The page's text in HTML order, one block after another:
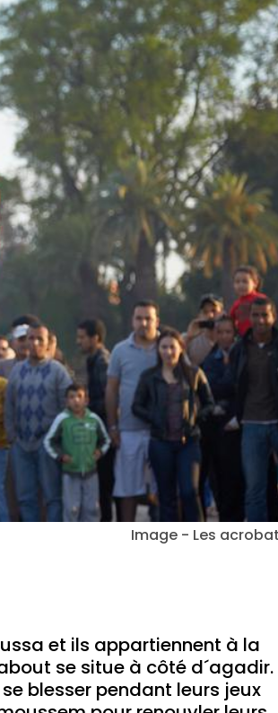
Image - Les
et ils appartiennent à la
se situe à côté d´agadir.
blesser pendant leurs jeux